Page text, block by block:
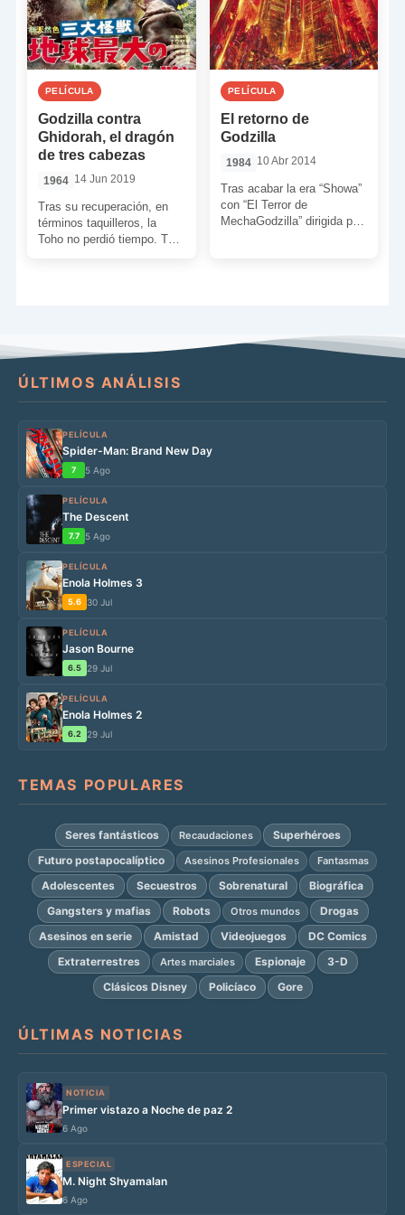
PELÍCULA
Godzilla contra
Ghidorah, el dragón
de tres cabezas
1964 14 Jun 2019
Tras su recuperación, en
términos taquilleros, la
Toho no perdió tiempo. Tan
PELÍCULA
El retorno de
Godzilla
1984 10 Abr 2014
Tras acabar la era “Showa”
con “El Terror de
MechaGodzilla” dirigida por
ÚLTIMOS ANÁLISIS
PELÍCULA
Spider-Man: Brand New Day
7 5 Ago
PELÍCULA
The Descent
7.7 5 Ago
PELÍCULA
Enola Holmes 3
5.6 30 Jul
PELÍCULA
Jason Bourne
6.5 29 Jul
PELÍCULA
Enola Holmes 2
6.2 29 Jul
TEMAS POPULARES
Seres fantásticos Recaudaciones
Superhéroes
Futuro postapocalíptico
Asesinos Profesionales Fantasmas
Adolescentes Secuestros Sobrenatural
Biográfica
Gangsters y mafias
Robots Otros mundos
Drogas
Asesinos en serie
Amistad Videojuegos
DC Comics
Extraterrestres
Artes marciales Espionaje
3-D
Clásicos Disney
Policíaco Gore
ÚLTIMAS NOTICIAS
NOTICIA
Primer vistazo a Noche de paz 2
6 Ago
ESPECIAL
M. Night Shyamalan
6 Ago